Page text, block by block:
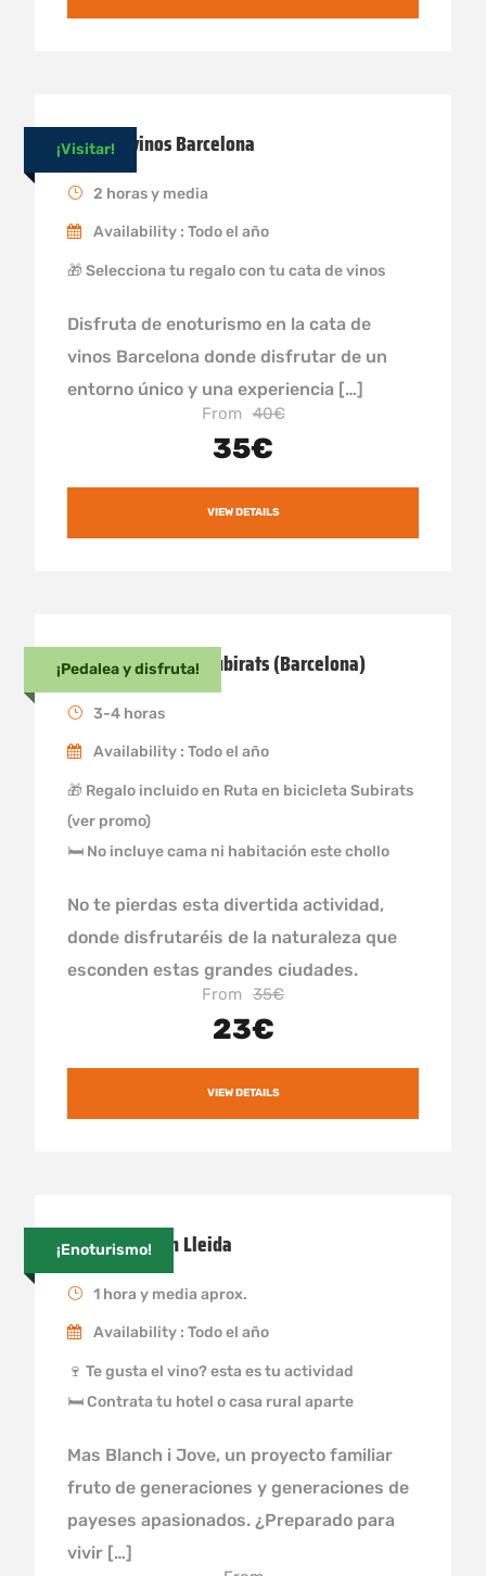
¡Visitar!
Cata de vinos Barcelona
2 horas y media
Availability : Todo el año
🎁 Selecciona tu regalo con tu cata de vinos
Disfruta de enoturismo en la cata de
vinos Barcelona donde disfrutar de un
entorno único y una experiencia […]
From 40€
35€
VIEW DETAILS
¡Pedalea y disfruta!
Ruta en bicicleta Subirats (Barcelona)
3-4 horas
Availability : Todo el año
🎁 Regalo incluido en Ruta en bicicleta Subirats
(ver promo)
🛏 No incluye cama ni habitación este chollo
No te pierdas esta divertida actividad,
donde disfrutaréis de la naturaleza que
esconden estas grandes ciudades.
From 35€
23€
VIEW DETAILS
¡Enoturismo!
Enoturismo en Lleida
1 hora y media aprox.
Availability : Todo el año
🍷 Te gusta el vino? esta es tu actividad
🛏 Contrata tu hotel o casa rural aparte
Mas Blanch i Jove, un proyecto familiar
fruto de generaciones y generaciones de
payeses apasionados. ¿Preparado para
vivir […]